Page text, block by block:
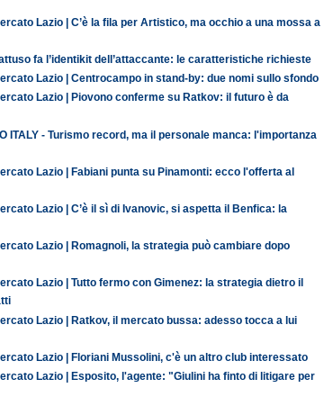
Lazio | C’è la fila per Artistico, ma occhio a una mossa a
fa l’identikit dell’attaccante: le caratteristiche richieste
Lazio | Centrocampo in stand-by: due nomi sullo sfondo
Lazio | Piovono conferme su Ratkov: il futuro è da
ITALY - Turismo record, ma il personale manca: l'importanza
Lazio | Fabiani punta su Pinamonti: ecco l'offerta al
Lazio | C’è il sì di Ivanovic, si aspetta il Benfica: la
Lazio | Romagnoli, la strategia può cambiare dopo
Lazio | Tutto fermo con Gimenez: la strategia dietro il
Lazio | Ratkov, il mercato bussa: adesso tocca a lui
Lazio | Floriani Mussolini, c'è un altro club interessato
Lazio | Esposito, l'agente: "Giulini ha finto di litigare per